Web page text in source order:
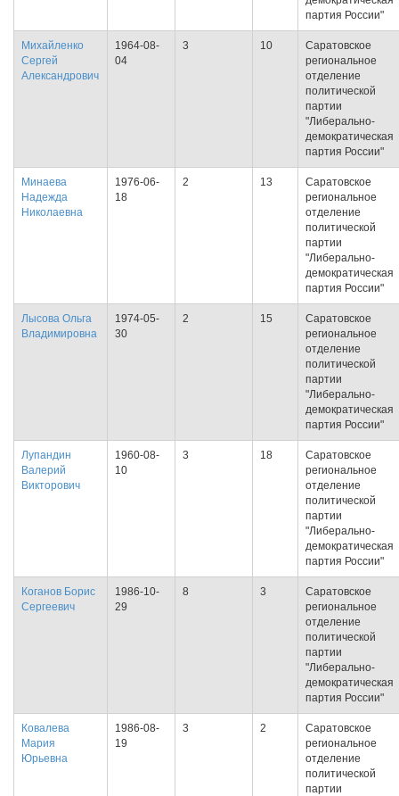
партия России"
Михайленко
Сергей
Александрович
1964-08-
04
3 10
Саратовское
региональное
отделение
политической
партии
"Либерально-
демократическая
партия России"
Минаева
Надежда
Николаевна
1976-06-
18
2 13
Саратовское
региональное
отделение
политической
партии
"Либерально-
демократическая
партия России"
Лысова Ольга
Владимировна
1974-05-
30
2 15
Саратовское
региональное
отделение
политической
партии
"Либерально-
демократическая
партия России"
Лупандин
Валерий
Викторович
1960-08-
10
3 18
Саратовское
региональное
отделение
политической
партии
"Либерально-
демократическая
партия России"
Коганов Борис
Сергеевич
1986-10-
29
8 3
Саратовское
региональное
отделение
политической
партии
"Либерально-
демократическая
партия России"
Ковалева
Мария
Юрьевна
1986-08-
19
3 2
Саратовское
региональное
отделение
политической
партии